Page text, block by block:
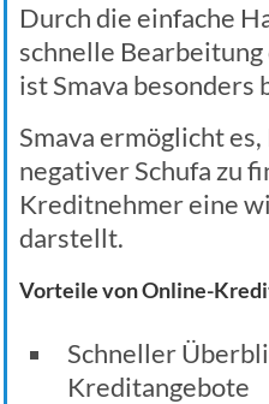
Durch die einfache
schnelle
ist Smava
Smava ermöglicht
negativer Schufa zu
Kreditnehmer eine
darstellt.
Vorteile von Online-
Schneller
Kreditangebote